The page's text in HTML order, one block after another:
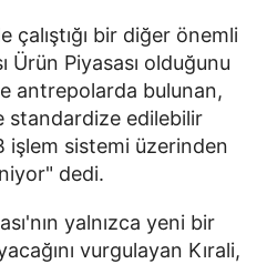
çalıştığı bir diğer önemli
Ürün Piyasası olduğunu
antrepolarda bulunan,
standardize edilebilir
işlem sistemi üzerinden
dedi.
yalnızca yeni bir
vurgulayan Kırali,